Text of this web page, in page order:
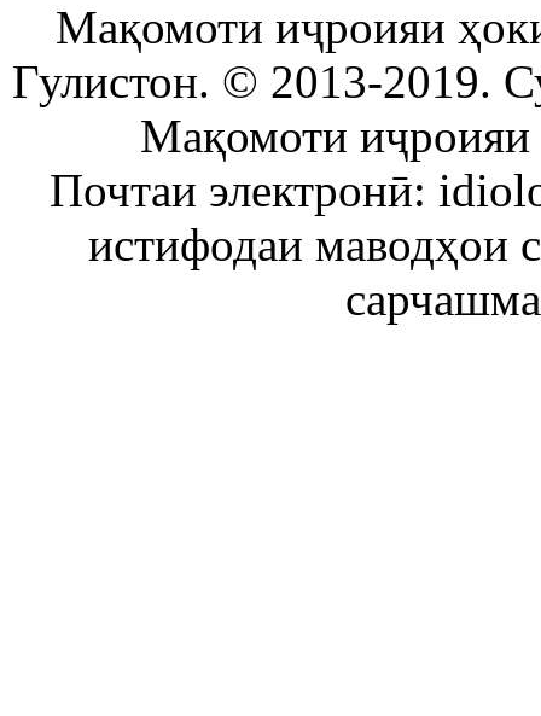
Мақомоти иҷроияи
Гулистон. © 2013-2019.
Мақомоти иҷроияи
Почтаи электронӣ:
истифодаи маводҳои